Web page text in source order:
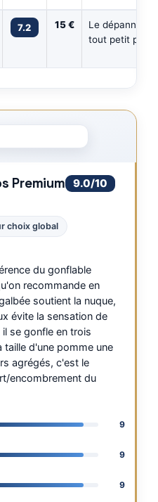
7.2 15 €
Le dépannage
tout petit prix
Premium 9.0/10
choix global
du gonflable
recommande en
soutient la nuque,
évite la sensation de
se gonfle en trois
d'une pomme une
agrégés, c'est le
encombrement du
9
9
9